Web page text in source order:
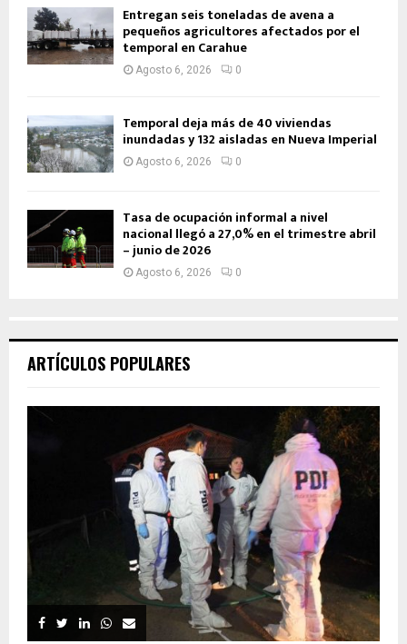
Entregan seis toneladas de avena a
pequeños agricultores afectados por el
temporal en Carahue
Agosto 6, 2026 0
Temporal deja más de 40 viviendas
inundadas y 132 aisladas en Nueva Imperial
Agosto 6, 2026 0
Tasa de ocupación informal a nivel
nacional llegó a 27,0% en el trimestre abril
– junio de 2026
Agosto 6, 2026 0
ARTÍCULOS POPULARES